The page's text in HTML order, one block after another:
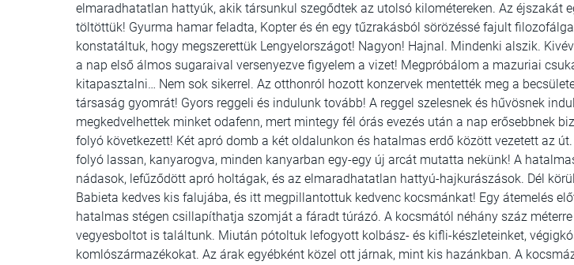
elmaradhatatlan hattyúk, akik társunkul szegődtek az utolsó kilométereken. Az éjszakát
töltöttük! Gyurma hamar feladta, Kopter és én egy tűzrakásból sörözéssé fajult
konstatáltuk, hogy megszerettük Lengyelországot! Nagyon! Hajnal. Mindenki alszik.
a nap első álmos sugaraival versenyezve figyelem a vizet! Megpróbálom a mazuriai
kitapasztalni… Nem sok sikerrel. Az otthonról hozott konzervek mentették meg a
társaság gyomrát! Gyors reggeli és indulunk tovább! A reggel szelesnek és hűvösnek
megkedvelhettek minket odafenn, mert mintegy fél órás evezés után a nap erősebbnek
folyó következett! Két apró domb a két oldalunkon és hatalmas erdő között vezetett az
folyó lassan, kanyarogva, minden kanyarban egy-egy új arcát mutatta nekünk! A
nádasok, lefűződött apró holtágak, és az elmaradhatatlan hattyú-hajkurászások. Dél
Babieta kedves kis falujába, és itt megpillantottuk kedvenc kocsmánkat! Egy átemelés
hatalmas stégen csillapíthatja szomját a fáradt túrázó. A kocsmától néhány száz
vegyesboltot is találtunk. Miután pótoltuk lefogyott kolbász- és kifli-készleteinket,
komlószármazékokat. Az árak egyébként közel ott járnak, mint kis hazánkban. A